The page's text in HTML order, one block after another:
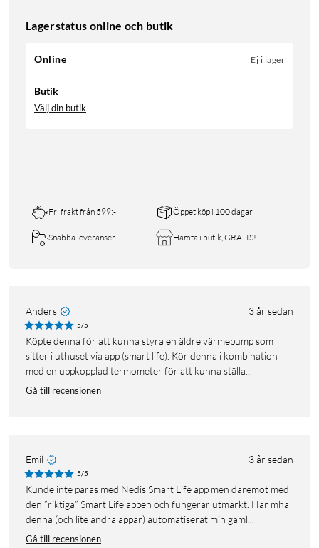
Lagerstatus online och butik
Online Ej i lager
Butik
Välj din butik
Fri frakt från 599:- Öppet köp i 100 dagar
Snabba leveranser Hämta i butik, GRATIS!
Anders 3 år sedan
5/5
Köpte denna för att kunna styra en äldre värmepump som
sitter i uthuset via app (smart life). Kör denna i kombination
med en uppkopplad termometer för att kunna ställa...
Gå till recensionen
Emil 3 år sedan
5/5
Kunde inte paras med Nedis Smart Life app men däremot med
den ”riktiga” Smart Life appen och fungerar utmärkt. Har mha
denna (och lite andra appar) automatiserat min gaml...
Gå till recensionen